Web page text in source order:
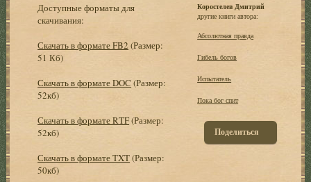
Доступные форматы для
скачивания:
Скачать в формате FB2 (Размер:
51 Кб)
Скачать в формате DOC (Размер:
52кб)
Скачать в формате RTF(Размер:
52кб)
Скачать в формате TXT(Размер:
50кб)
Коростелев Дмитрий
другие книги автора:
Абсолютная правда
Гибель богов
Испытатель
Пока бог спит
Поделиться